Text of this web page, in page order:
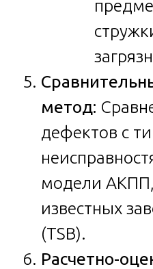
метод:
дефектов с
модели
известных
(TSB).
Расчетно-